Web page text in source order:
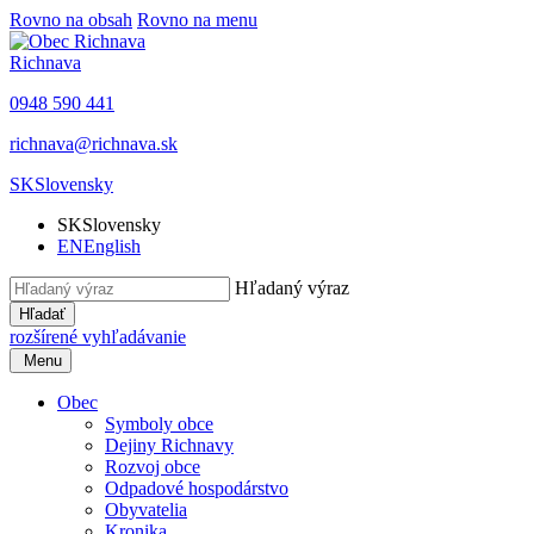
Rovno na obsah Rovno na menu
Richnava
0948 590 441
richnava@richnava.sk
SKSlovensky
SKSlovensky
ENEnglish
Hľadaný výraz
Hľadať
rozšírené vyhľadávanie
Menu
Obec
Symboly obce
Dejiny Richnavy
Rozvoj obce
Odpadové hospodárstvo
Obyvatelia